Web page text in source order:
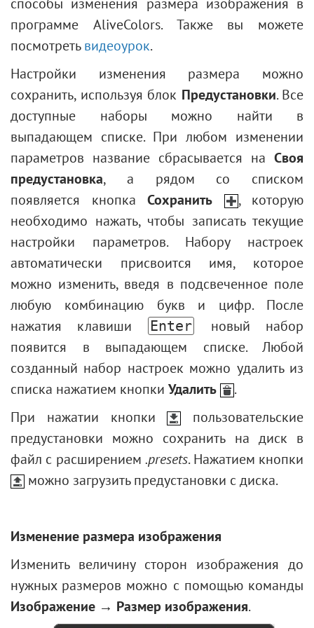
Резкость
Стилизация
Заливка текстурой
Два ключа
Встроенные плагины
Внешние плагины
Линия
Редактирование контуров
Заливка фигур
Обводка фигур
Эффект цифровых помех
Осветление темного снимка
Коррекция лица и фигуры
Изменение погоды
Черно-белая фотография
Улучшение портрета
Создание валентинки
Портрет в стиле поп-арт
Портрет из снимков
Обои "Книжная полка"
Эффект объемной мозаики
Капля росы
Многослойный текст
Фотография в ретро-стиле
Старый снимок
Эффект фигурного размытия
Тонирование фотографии
Изменение цвета глаз
Подбор помады
Ретушь фотографии
программе AliveColors. Также вы можете
посмотретьвидеоурок.
Настройки изменения размера можно
сохранить, используя блок Предустановки. Все
доступные наборы можно найти в
выпадающем списке. При любом изменении
параметров название сбрасывается на Своя
предустановка, а рядом со списком
появляется кнопка Сохранить ,которую
необходимо нажать, чтобы записать текущие
настройки параметров. Набору настроек
автоматически присвоится имя, которое
можно изменить, введя в подсвеченное поле
любую комбинацию букв и цифр. После
нажатия клавиши
Enter
новый набор
появится в выпадающем списке. Любой
созданный набор настроек можно удалить из
списка нажатием кнопки Удалить
.
При нажатии кнопки
пользовательские
предустановки можно сохранить на диск в
файл с расширением.presets. Нажатием кнопки
можно загрузить предустановки с диска.
Изменение размера изображения
Изменить величину сторон изображения до
нужных размеров можно с помощью команды
Изображение → Размер изображения.